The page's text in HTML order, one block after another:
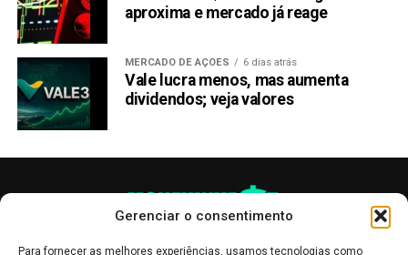
Gerenciar o consentimento
Para fornecer as melhores experiências, usamos tecnologias como
aproxima e mercado já reage
MERCADO DE AÇÕES 6 dias atrás
Vale lucra menos, mas aumenta
dividendos; veja valores